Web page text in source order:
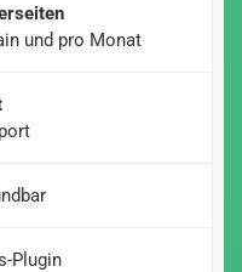
und pro Monat
Plugin